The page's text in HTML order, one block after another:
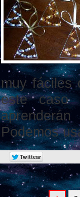
muy fáciles
este caso
Podemos